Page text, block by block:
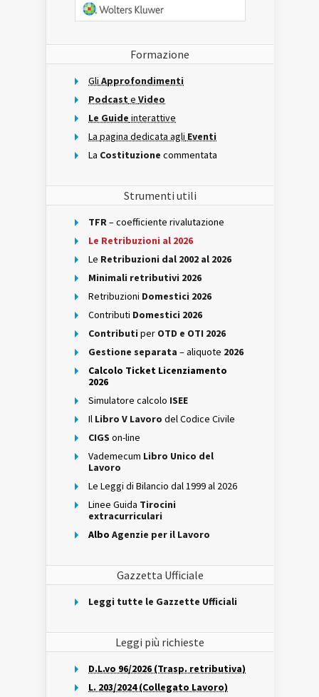
Formazione
Gli Approfondimenti
Podcast e Video
Le Guide interattive
La pagina dedicata agli Eventi
La Costituzione commentata
Strumenti utili
TFR– coefficiente rivalutazione
Le Retribuzioni al 2026
Le Retribuzioni dal 2002 al 2026
Minimali retributivi 2026
Retribuzioni Domestici 2026
Contributi Domestici 2026
Contributi per OTD e OTI 2026
Gestione separata – aliquote 2026
Calcolo Ticket Licenziamento
2026
Simulatore calcolo ISEE
Il Libro V Lavoro del Codice Civile
CIGS on-line
Vademecum Libro Unico del
Lavoro
Le Leggi di Bilancio dal 1999 al 2026
Linee Guida Tirocini
extracurriculari
Albo Agenzie per il Lavoro
Gazzetta Ufficiale
Leggi tutte le Gazzette Ufficiali
Leggi più richieste
D.L.vo 96/2026 (Trasp. retributiva)
L. 203/2024 (Collegato Lavoro)